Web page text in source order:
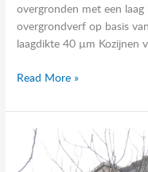
overgronden met een
overgrondverf op basis
laagdikte 40 µm Kozijnen
Read More »
Schilderwerk
woonhuis